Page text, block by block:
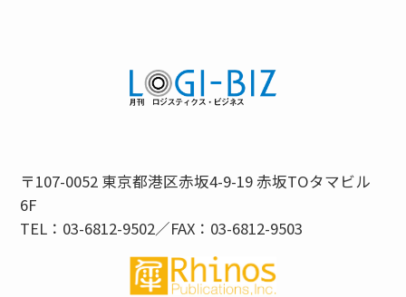
〒107-0052 東京都港区赤坂4-9-19 赤坂TOタマビル
6F
TEL：03-6812-9502／FAX：03-6812-9503